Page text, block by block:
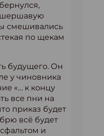
шершавую
смешивались
по щекам
будущего. Он
у чиновника
«… к концу
все пни на
приказ будет
всё будет
и